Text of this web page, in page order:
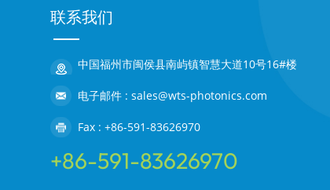
联系我们
中国福州市闽侯县南屿镇智慧大道10号16#楼
电子邮件 : sales@wts-photonics.com
Fax : +86-591-83626970
+86-591-83626970